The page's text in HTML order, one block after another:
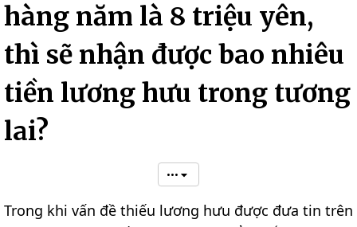
hàng năm là 8 triệu yên,
thì sẽ nhận được bao nhiêu
tiền lương hưu trong tương
lai?
•••
Trong khi vấn đề thiếu lương hưu được đưa tin trên